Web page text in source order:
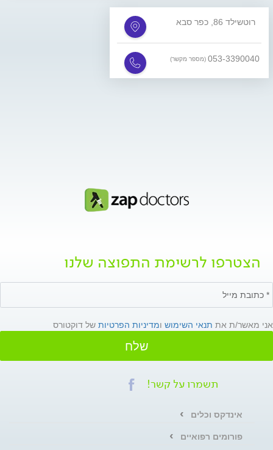
רוטשילד 86, כפר סבא
053-3390040 (מספר מקשר)
הצטרפו לרשימת התפוצה שלנו
אני מאשר/ת את תנאי השימוש ומדיניות הפרטיות של דוקטורס
שלח
תשמרו על קשר!
אינדקס וכלים
פורומים רפואיים